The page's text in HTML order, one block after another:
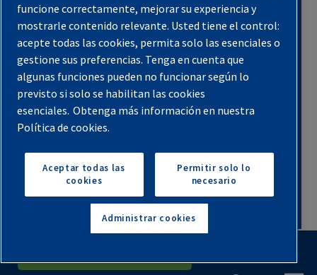
funcione correctamente, mejorar su experiencia y
mostrarle contenido relevante. Usted tiene el control:
acepte todas las cookies, permita solo las esenciales o
gestione sus preferencias. Tenga en cuenta que
algunas funciones pueden no funcionar según lo
previsto si solo se habilitan las cookies
esenciales. Obtenga más información en nuestra
Política de cookies.
Aceptar todas las
cookies
Permitir solo lo
necesario
Administrar cookies